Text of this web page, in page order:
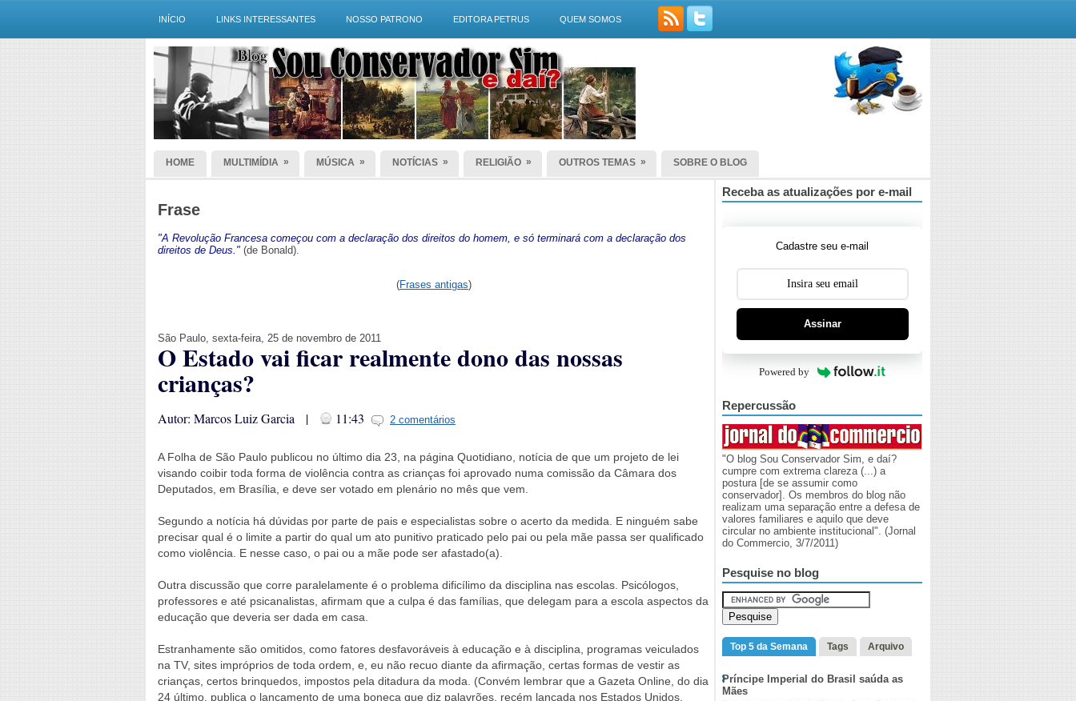
INÍCIO LINKS INTERESSANTES NOSSO PATRONO EDITORA PETRUS QUEM SOMOS
HOME MULTIMÍDIA » MÚSICA » NOTÍCIAS » RELIGIÃO » OUTROS TEMAS » SOBRE O BLOG
Frase
"A Revolução Francesa começou com a declaração dos direitos do homem, e só terminará com a declaração dos
direitos de Deus." (de Bonald).
(Frases antigas)
São Paulo, sexta-feira, 25 de novembro de 2011
O Estado vai ficar realmente dono das nossas
crianças?
Autor: Marcos Luiz Garcia | 11:43 2 comentários
A Folha de São Paulo publicou no último dia 23, na página Quotidiano, notícia de que um projeto de lei
visando coibir toda forma de violência contra as crianças foi aprovado numa comissão da Câmara dos
Deputados, em Brasília, e deve ser votado em plenário no mês que vem.
Segundo a notícia há dúvidas por parte de pais e especialistas sobre o acerto da medida. E ninguém sabe
precisar qual é o limite a partir do qual um ato punitivo praticado pelo pai ou pela mãe passa ser qualificado
como violência. E nesse caso, o pai ou a mãe pode ser afastado(a).
Outra discussão que corre paralelamente é o problema dificílimo da disciplina nas escolas. Psicólogos,
professores e até psicanalistas, afirmam que a culpa é das famílias, que delegam para a escola aspectos da
educação que deveria ser dada em casa.
Estranhamente são omitidos, como fatores desfavoráveis à educação e à disciplina, programas veiculados
na TV, sites impróprios de toda ordem, e, eu não recuo diante da afirmação, certas formas de vestir as
crianças, certos brinquedos, impostos pela ditadura da moda. (Convém lembrar que a Gazeta Online, do dia
24 último, publica o lançamento de uma boneca que diz palavrões, recém lançada nos Estados Unidos,
Receba as atualizações por e-mail
Cadastre seu e-mail
Assinar
Powered by
Repercussão
"O blog Sou Conservador Sim, e daí?
cumpre com extrema clareza (...) a
postura [de se assumir como
conservador]. Os membros do blog não
realizam uma separação entre a defesa de
valores familiares e aquilo que deve
circular no ambiente institucional". (Jornal
do Commercio, 3/7/2011)
Pesquise no blog
Top 5 da Semana Tags Arquivo
Príncipe Imperial do Brasil saúda as
Mães